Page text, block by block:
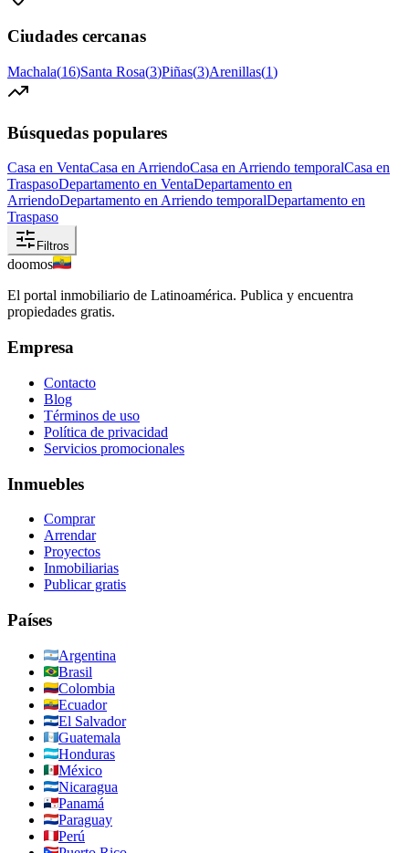
Ciudades cercanas
Machala(16)Santa Rosa(3)Piñas(3)Arenillas(1)
Búsquedas populares
Casa en VentaCasa en ArriendoCasa en Arriendo temporalCasa en
TraspasoDepartamento en VentaDepartamento en
ArriendoDepartamento en Arriendo temporalDepartamento en
Traspaso
Filtros
doomos
El portal inmobiliario de Latinoamérica. Publica y encuentra
propiedades gratis.
Empresa
Contacto
Blog
Términos de uso
Política de privacidad
Servicios promocionales
Inmuebles
Comprar
Arrendar
Proyectos
Inmobiliarias
Publicar gratis
Países
Argentina
Brasil
Colombia
Ecuador
El Salvador
Guatemala
Honduras
México
Nicaragua
Panamá
Paraguay
Perú